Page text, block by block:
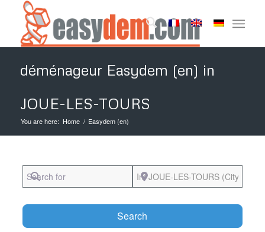
déménageur Easydem (en) in
JOUE-LES-TOURS
You are here: Home / Easydem (en)
Search for Near
Search